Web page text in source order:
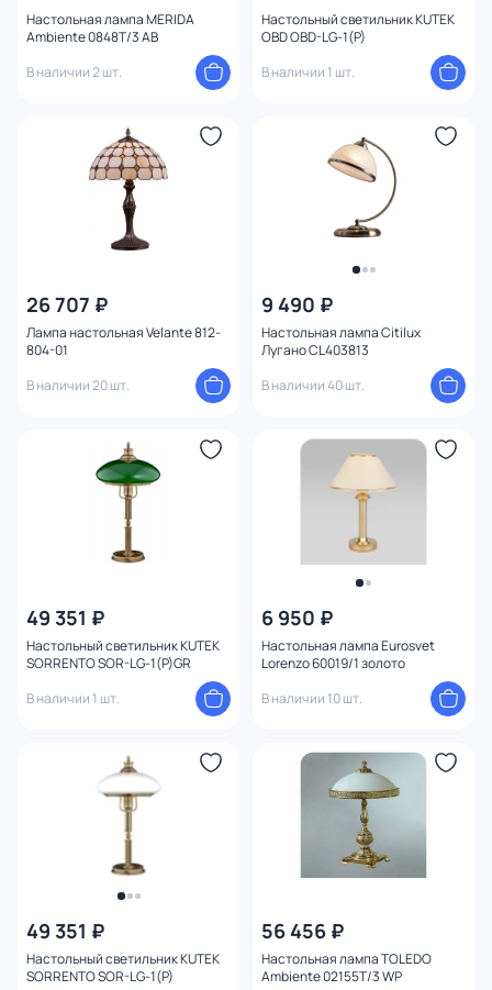
Настольная лампа MERIDA
Ambiente 0848T/3 AB
В наличии 2 шт.
Настольный светильник KUTEK
OBD OBD-LG-1(P)
В наличии 1 шт.
26 707 ₽
Лампа настольная Velante 812-
804-01
В наличии 20 шт.
9 490 ₽
Настольная лампа Citilux
Лугано CL403813
В наличии 40 шт.
49 351 ₽
Настольный светильник KUTEK
SORRENTO SOR-LG-1(P)GR
В наличии 1 шт.
6 950 ₽
Настольная лампа Eurosvet
Lorenzo 60019/1 золото
В наличии 10 шт.
49 351 ₽
Настольный светильник KUTEK
SORRENTO SOR-LG-1(P)
56 456 ₽
Настольная лампа TOLEDO
Ambiente 02155T/3 WP